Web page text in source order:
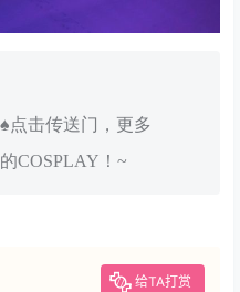
点击传送门，更多
COSPLAY！~
给TA打赏